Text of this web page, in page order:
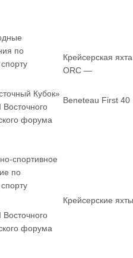
по
Кубок»
Восточного
форума
Крейсерская яхта
ORC —
Beneteau First 40
спортивное
по
Восточного
форума
Крейсерские яхты